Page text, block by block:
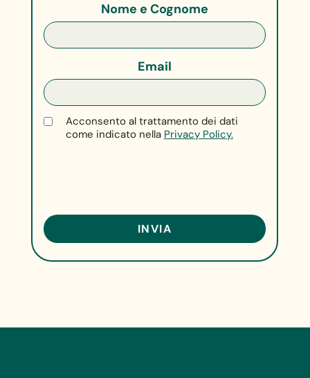
Nome e Cognome
Email
Acconsento al trattamento dei dati
come indicato nella Privacy Policy.